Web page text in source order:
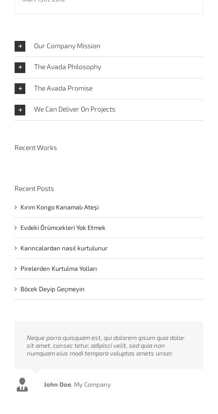
Our Company Mission
The Avada Philosophy
The Avada Promise
We Can Deliver On Projects
Recent Works
Recent Posts
Kırım Kongo Kanamalı Ateşi
Evdeki Örümcekleri Yok Etmek
Karıncalardan nasıl kurtulunur
Pirelerden Kurtulma Yolları
Böcek Deyip Geçmeyin
Neque porro quisquam est, qui dolorem ipsum quia dolor
sit amet, consec tetur, adipisci velit, sed quia non
numquam eius modi tempora voluptas amets unser.
John Doe, My Company
Aliquam erat volutpat. Quisque at est id ligula facilisis
laoreet eget pulvinar nibh. Suspendisse at ultrices dui.
Curabitur ac felis arcu sadips ipsums fugiats nemis.
Luke Beck ,Theme Fusion